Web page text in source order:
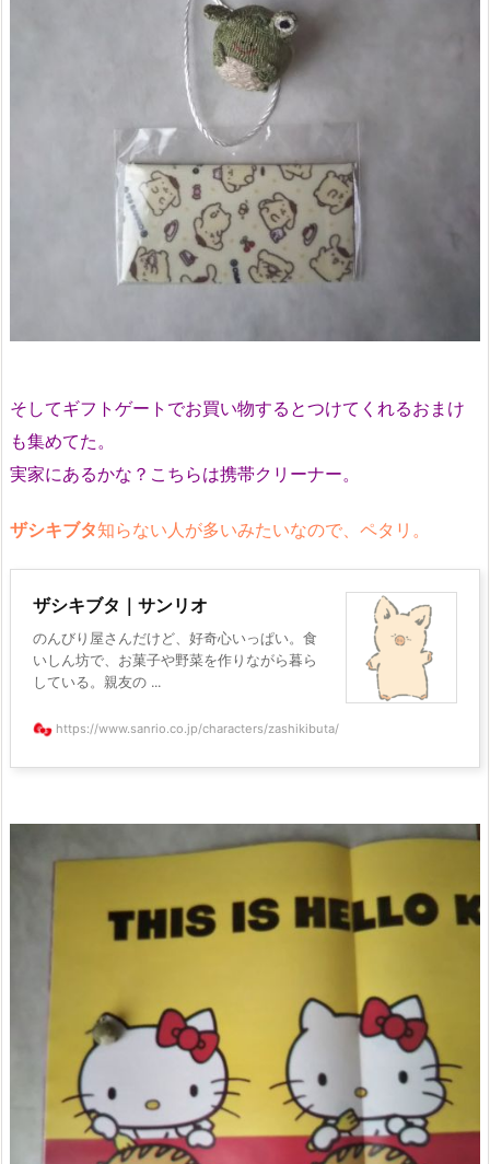
そしてギフトゲートでお買い物するとつけてくれるおまけ
も集めてた。
実家にあるかな？こちらは携帯クリーナー。
ザシキブタ知らない人が多いみたいなので、ペタリ。
ザシキブタ｜サンリオ
のんびり屋さんだけど、好奇心いっぱい。食
いしん坊で、お菓子や野菜を作りながら暮ら
している。親友の ...
https://www.sanrio.co.jp/characters/zashikibuta/